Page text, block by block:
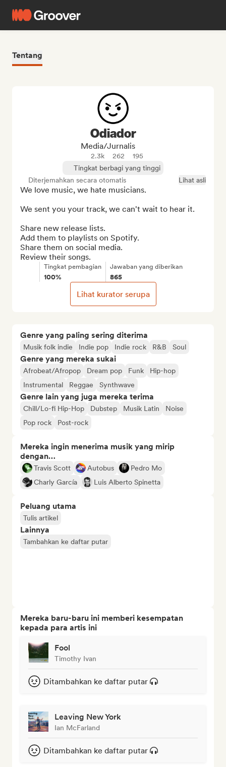
Tentang
Genre yang paling sering diterima
Musik folk indie Indie pop Indie rock R&B Soul
Genre yang mereka sukai
Afrobeat/Afropop Dream pop Funk
Hip-hop
Instrumental
Reggae Synthwave
Genre lain yang juga mereka terima
Chill/Lo-fi Hip-Hop Dubstep Musik Latin
Noise
Pop rock
Post-rock
Mereka ingin menerima musik yang mirip
dengan…
Travis Scott Autobus
Pedro Mo
Charly García
Luis Alberto Spinetta
Peluang utama
Tulis artikel
Lainnya
Tambahkan ke daftar putar
Mereka baru-baru ini memberi kesempatan
kepada para artis ini
Fool
Timothy Ivan
Ditambahkan ke daftar putar
Leaving New York
Ian McFarland
Ditambahkan ke daftar putar
Odiador
Media/Jurnalis
2.3k 262
195
Tingkat berbagi yang tinggi
Diterjemahkan secara otomatis
Lihat asli
We love music, we hate musicians.
We sent you your track, we can't wait to hear it.
Share new release lists.
Add them to playlists on Spotify.
Share them on social media.
Review their songs.
Tingkat pembagian
100%
Jawaban yang diberikan
865
Lihat kurator serupa